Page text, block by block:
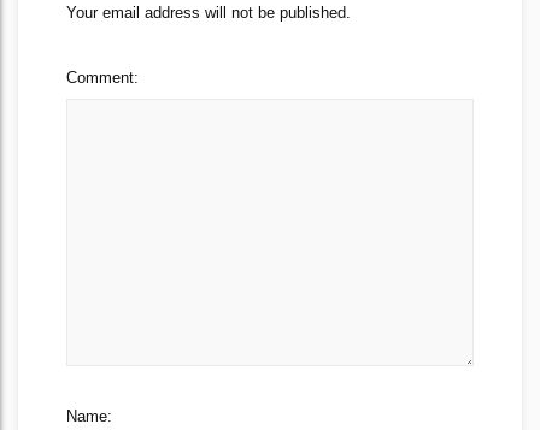
Your email address will not be published.
Comment:
Name: